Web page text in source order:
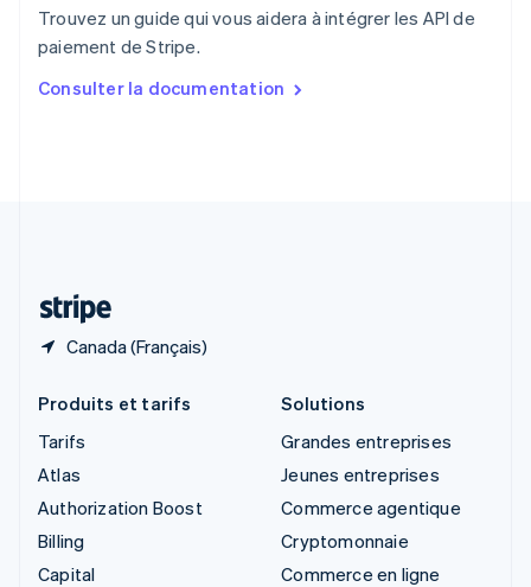
Trouvez un guide qui vous aidera à intégrer les API de
paiement de Stripe.
Consulter la documentation
Canada (Français)
Singapour
English 简体中文
English
Produits et tarifs
Tarifs
Atlas
Authorization Boost
Billing
Capital
Solutions
Grandes entreprises
Jeunes entreprises
Commerce agentique
Cryptomonnaie
Commerce en ligne